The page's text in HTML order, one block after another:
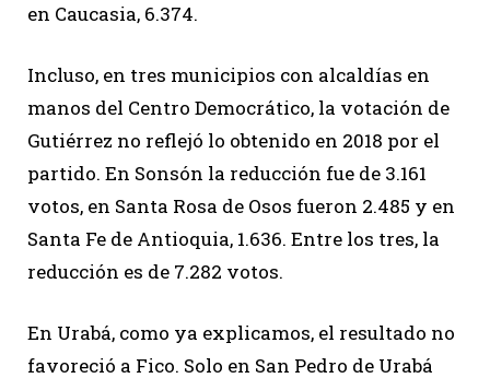
en Caucasia, 6.374.
Incluso, en tres municipios con alcaldías en
manos del Centro Democrático, la votación de
Gutiérrez no reflejó lo obtenido en 2018 por el
partido. En Sonsón la reducción fue de 3.161
votos, en Santa Rosa de Osos fueron 2.485 y en
Santa Fe de Antioquia, 1.636. Entre los tres, la
reducción es de 7.282 votos.
En Urabá, como ya explicamos, el resultado no
favoreció a Fico. Solo en San Pedro de Urabá